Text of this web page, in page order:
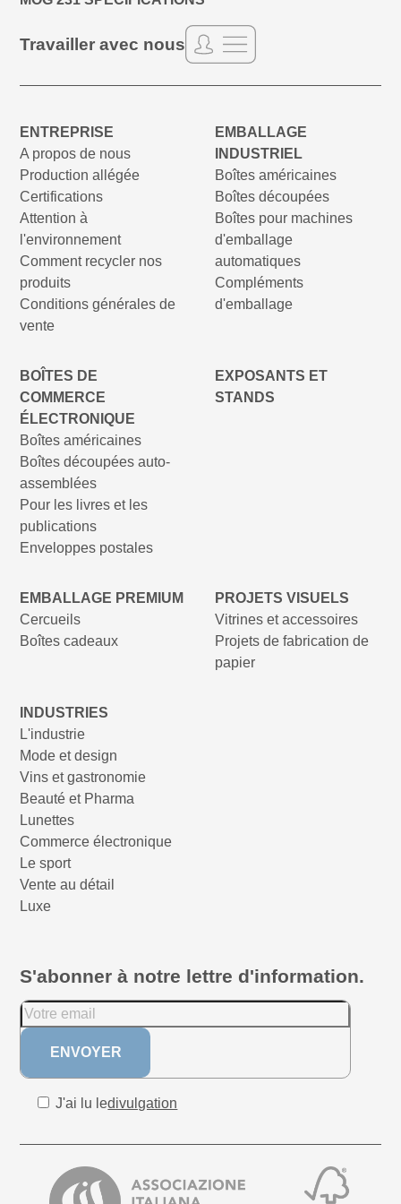
Travailler avec nous
ENTREPRISE
A propos de nous
Production allégée
Certifications
Attention à
l'environnement
Comment recycler nos
produits
Conditions générales de
vente
EMBALLAGE
INDUSTRIEL
Boîtes américaines
Boîtes découpées
Boîtes pour machines
d'emballage
automatiques
Compléments
d'emballage
BOÎTES DE
COMMERCE
ÉLECTRONIQUE
Boîtes américaines
Boîtes découpées auto-
assemblées
Pour les livres et les
publications
Enveloppes postales
EXPOSANTS ET
STANDS
EMBALLAGE PREMIUM
Cercueils
Boîtes cadeaux
PROJETS VISUELS
Vitrines et accessoires
Projets de fabrication de
papier
INDUSTRIES
L'industrie
Mode et design
Vins et gastronomie
Beauté et Pharma
Lunettes
Commerce électronique
Le sport
Vente au détail
Luxe
S'abonner à notre lettre d'information.
J'ai lu ledivulgation